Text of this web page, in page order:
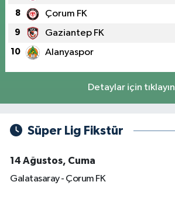
8 Çorum FK
9 Gaziantep FK
10 Alanyaspor
Detaylar için tıklayın
Süper Lig Fikstür
14 Ağustos, Cuma
Galatasaray - Çorum FK